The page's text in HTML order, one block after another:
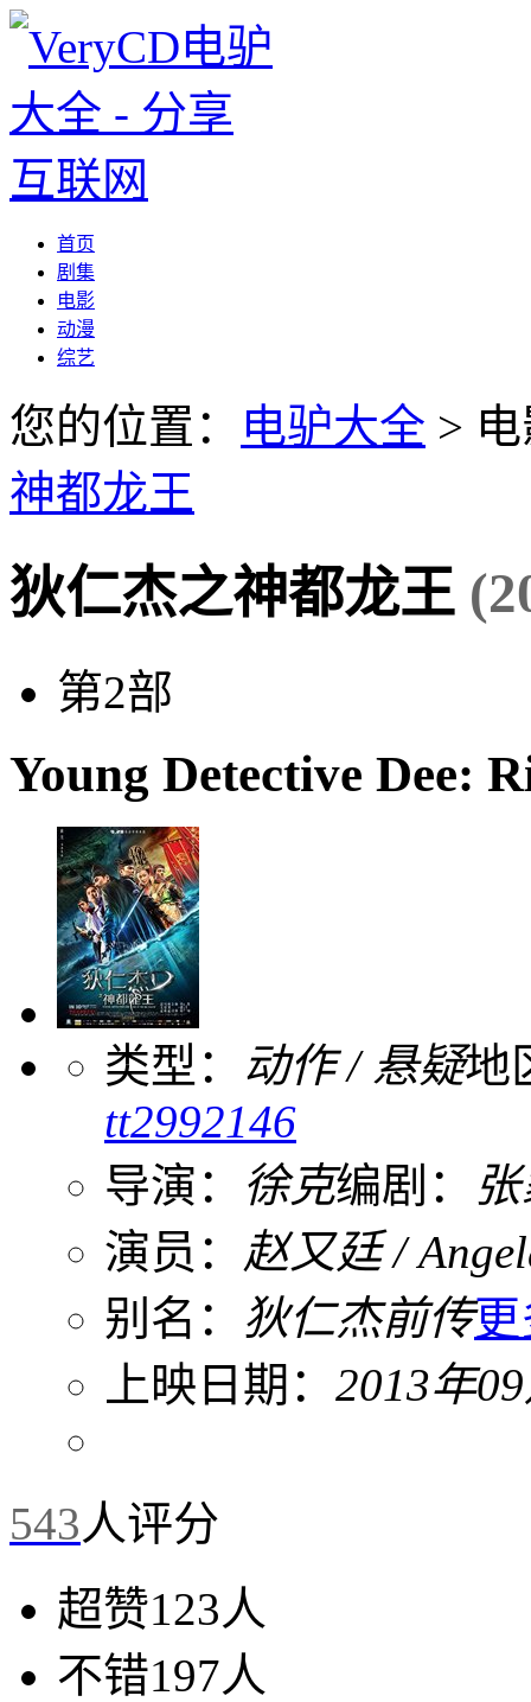
首页
剧集
电影
动漫
综艺
您的位置： 电驴大全 >
神都龙王
狄仁杰之神都龙王
第2部
Young Detective Dee:
类型： 动作 / 悬疑地
tt2992146
导演： 徐克编剧：
演员： 赵又廷 /
别名： 狄仁杰前传更
上映日期： 2013年
543人评分
超赞123人
不错197人